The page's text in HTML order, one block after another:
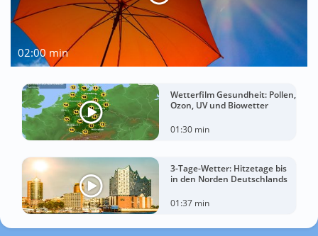
02:00 min
Wetterfilm Gesundheit: Pollen,
Ozon, UV und Biowetter
01:30 min
3-Tage-Wetter: Hitzetage bis
in den Norden Deutschlands
01:37 min